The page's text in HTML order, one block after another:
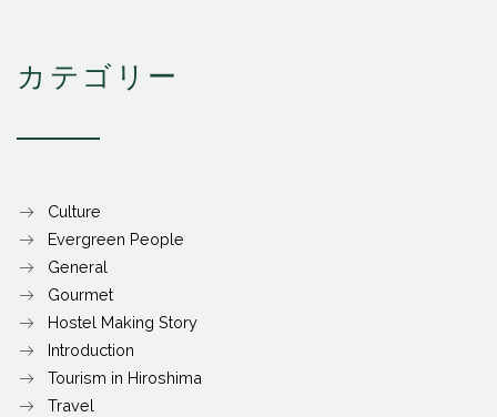
カテゴリー
Culture
Evergreen People
General
Gourmet
Hostel Making Story
Introduction
Tourism in Hiroshima
Travel